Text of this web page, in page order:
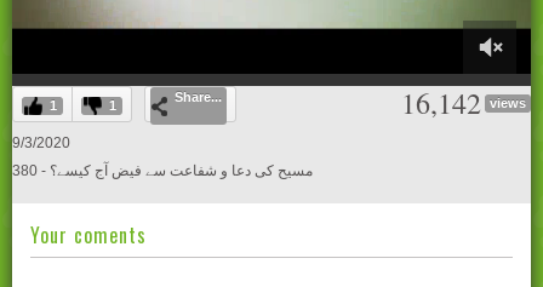
0
of
59
minutes,
seconds
1 1
Share... 16,142 views
9/3/2020
380 - مسیح کی دعا و شفاعت سے فیض آج کیسے؟
Your coments